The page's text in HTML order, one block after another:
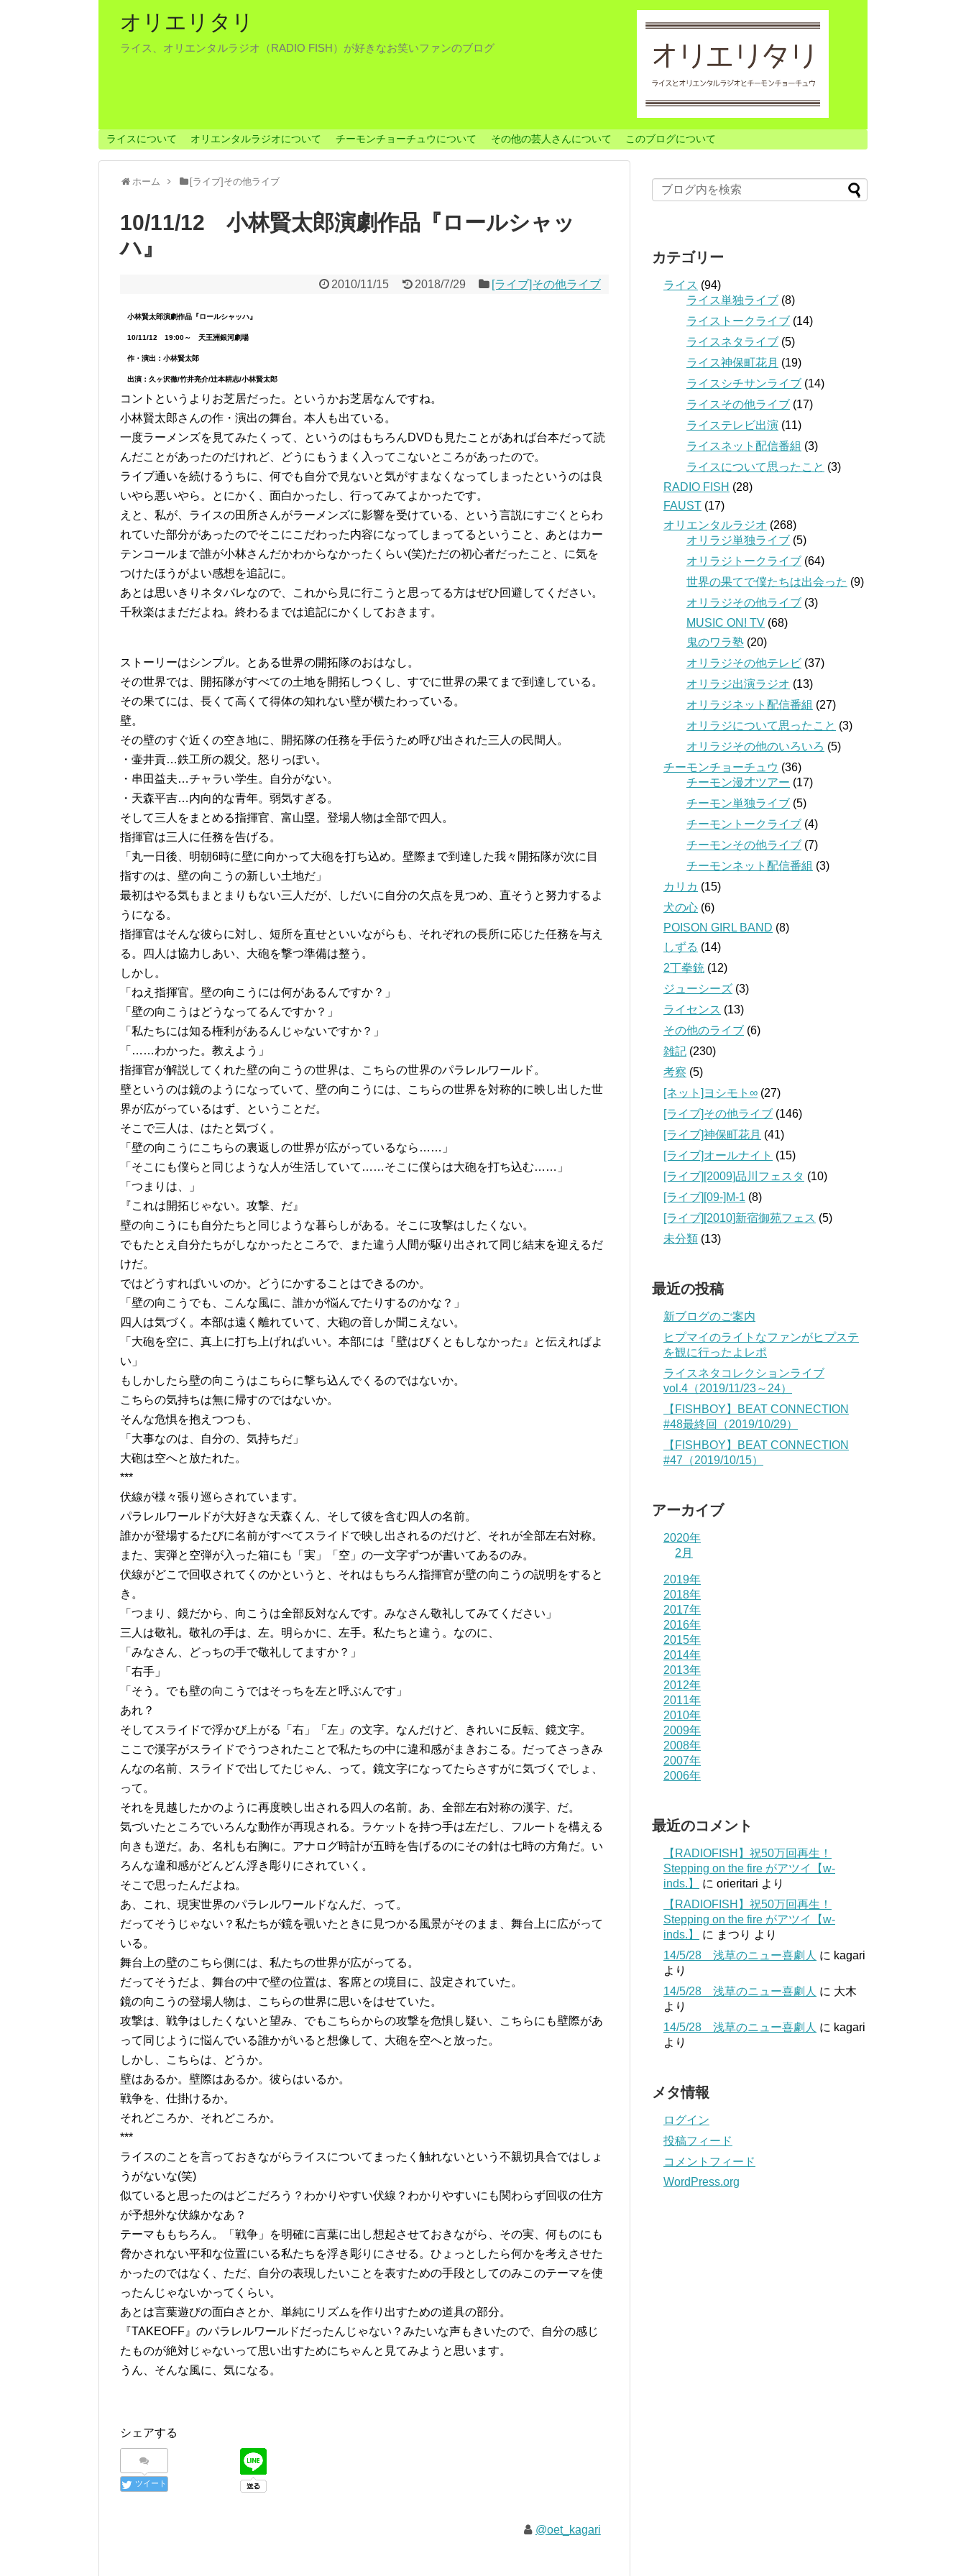
オリエリタリ
ライス、オリエンタルラジオ（RADIO FISH）が好きなお笑いファンのブログ
ライスについて オリエンタルラジオについて チーモンチョーチュウについて その他の芸人さんについて このブログについて
ホーム [ライブ]その他ライブ
10/11/12 小林賢太郎演劇作品『ロールシャッ
ハ』
2010/11/15 2018/7/29 [ライブ]その他ライブ
小林賢太郎演劇作品『ロールシャッハ』
10/11/12 19:00～ 天王洲銀河劇場
作・演出：小林賢太郎
出演：久ヶ沢徹/竹井亮介/辻本耕志/小林賢太郎
コントというよりお芝居だった。というかお芝居なんですね。
小林賢太郎さんの作・演出の舞台。本人も出ている。
一度ラーメンズを見てみたくって、というのはもちろんDVDも見たことがあれば台本だって読
んだことがあったのだけれど、どうにもうまく入ってこないところがあったので。
ライブ通いを続けるうちに、何でも自分で見ないと気がすまなくなってしまったというのは良
いやら悪いやら。とにかく、面白かったし、行ってみてよかったです。
えと、私が、ライスの田所さんがラーメンズに影響を受けている、という言説にすごくとらわ
れていた部分があったのでそこにこだわった内容になってしまってるということ、あとはカー
テンコールまで誰が小林さんだかわからなかったくらい(笑)ただの初心者だったこと、に気を
つけたほうがよい感想を追記に。
あとは思いきりネタバレなので、これから見に行こうと思ってる方はぜひ回避してください。
千秋楽はまだだよね。終わるまでは追記にかくしておきます。
ストーリーはシンプル。とある世界の開拓隊のおはなし。
その世界では、開拓隊がすべての土地を開拓しつくし、すでに世界の果てまで到達している。
その果てには、長くて高くて得体の知れない壁が横たわっている。
壁。
その壁のすぐ近くの空き地に、開拓隊の任務を手伝うため呼び出された三人の民間人。
・壷井貢…鉄工所の親父。怒りっぽい。
・串田益夫…チャラい学生。自分がない。
・天森平吉…内向的な青年。弱気すぎる。
そして三人をまとめる指揮官、富山塁。登場人物は全部で四人。
指揮官は三人に任務を告げる。
「丸一日後、明朝6時に壁に向かって大砲を打ち込め。壁際まで到達した我々開拓隊が次に目
指すのは、壁の向こうの新しい土地だ」
最初はやる気もまとまりもない三人だが、しだいに自分の欠点を見つめ、直そうと努力するよ
うになる。
指揮官はそんな彼らに対し、短所を直せといいながらも、それぞれの長所に応じた任務を与え
る。四人は協力しあい、大砲を撃つ準備は整う。
しかし。
「ねえ指揮官。壁の向こうには何があるんですか？」
「壁の向こうはどうなってるんですか？」
「私たちには知る権利があるんじゃないですか？」
「……わかった。教えよう」
指揮官が解説してくれた壁の向こうの世界は、こちらの世界のパラレルワールド。
壁というのは鏡のようになっていて、壁の向こうには、こちらの世界を対称的に映し出した世
界が広がっているはず、ということだ。
そこで三人は、はたと気づく。
「壁の向こうにこちらの裏返しの世界が広がっているなら……」
「そこにも僕らと同じような人が生活していて……そこに僕らは大砲を打ち込む……」
「つまりは、」
『これは開拓じゃない。攻撃、だ』
壁の向こうにも自分たちと同じような暮らしがある。そこに攻撃はしたくない。
でもたとえ自分たちがしなかったところで、また違う人間が駆り出されて同じ結末を迎えるだ
けだ。
ではどうすればいいのか。どうにかすることはできるのか。
「壁の向こうでも、こんな風に、誰かが悩んでたりするのかな？」
四人は気づく。本部は遠く離れていて、大砲の音しか聞こえない。
「大砲を空に、真上に打ち上げればいい。本部には『壁はびくともしなかった』と伝えればよ
い」
もしかしたら壁の向こうはこちらに撃ち込んでくるのではないか。
こちらの気持ちは無に帰すのではないか。
そんな危惧を抱えつつも、
「大事なのは、自分の、気持ちだ」
大砲は空へと放たれた。
***
伏線が様々張り巡らされています。
パラレルワールドが大好きな天森くん、そして彼を含む四人の名前。
誰かが登場するたびに名前がすべてスライドで映し出されるのだけど、それが全部左右対称。
また、実弾と空弾が入った箱にも「実」「空」の一文字ずつが書いてあるのみ。
伏線がどこで回収されてくのかというと、それはもちろん指揮官が壁の向こうの説明をすると
き。
「つまり、鏡だから、向こうは全部反対なんです。みなさん敬礼してみてください」
三人は敬礼。敬礼の手は、左。明らかに、左手。私たちと違う。なのに、
「みなさん、どっちの手で敬礼してますか？」
「右手」
「そう。でも壁の向こうではそっちを左と呼ぶんです」
あれ？
そしてスライドで浮かび上がる「右」「左」の文字。なんだけど、きれいに反転、鏡文字。
ここで漢字がスライドでうつされたことで私たちの中に違和感がまきおこる。だってさっきみ
んなの名前、スライドで出してたじゃん、って。鏡文字になってたらさすがに気づくでしょ、
って。
それを見越したかのように再度映し出される四人の名前。あ、全部左右対称の漢字、だ。
気づいたところでいろんな動作が再現される。ラケットを持つ手は左だし、フルートを構える
向きも逆だ。あ、名札も右胸に。アナログ時計が五時を告げるのにその針は七時の方角だ。い
ろんな違和感がどんどん浮き彫りにされていく。
そこで思ったんだよね。
あ、これ、現実世界のパラレルワールドなんだ、って。
だってそうじゃない？私たちが鏡を覗いたときに見つかる風景がそのまま、舞台上に広がって
いる。
舞台上の壁のこちら側には、私たちの世界が広がってる。
だってそうだよ、舞台の中で壁の位置は、客席との境目に、設定されていた。
鏡の向こうの登場人物は、こちらの世界に思いをはせていた。
攻撃は、戦争はしたくないと望み、でもこちらからの攻撃を危惧し疑い、こちらにも壁際があ
って同じように悩んでいる誰かがいると想像して、大砲を空へと放った。
しかし、こちらは、どうか。
壁はあるか。壁際はあるか。彼らはいるか。
戦争を、仕掛けるか。
それどころか、それどころか。
***
ライスのことを言っておきながらライスについてまったく触れないという不親切具合ではしょ
うがないな(笑)
似ていると思ったのはどこだろう？わかりやすい伏線？わかりやすいにも関わらず回収の仕方
が予想外な伏線かなあ？
テーマももちろん。「戦争」を明確に言葉に出し想起させておきながら、その実、何ものにも
脅かされない平和な位置にいる私たちを浮き彫りにさせる。ひょっとしたら何かを考えさせた
かったのではなく、ただ、自分の表現したいことを表すための手段としてのみこのテーマを使
ったんじゃないかってくらい。
あとは言葉遊びの面白さとか、単純にリズムを作り出すための道具の部分。
『TAKEOFF』のパラレルワールドだったんじゃない？みたいな声もきいたので、自分の感じ
たものが絶対じゃないって思い出すためにちゃんと見てみようと思います。
うん、そんな風に、気になる。
シェアする
ツイート
@oet_kagari
カテゴリー
ライス (94)
ライス単独ライブ (8)
ライストークライブ (14)
ライスネタライブ (5)
ライス神保町花月 (19)
ライスシチサンライブ (14)
ライスその他ライブ (17)
ライステレビ出演 (11)
ライスネット配信番組 (3)
ライスについて思ったこと (3)
RADIO FISH (28)
FAUST (17)
オリエンタルラジオ (268)
オリラジ単独ライブ (5)
オリラジトークライブ (64)
世界の果てで僕たちは出会った (9)
オリラジその他ライブ (3)
MUSIC ON! TV (68)
鬼のワラ塾 (20)
オリラジその他テレビ (37)
オリラジ出演ラジオ (13)
オリラジネット配信番組 (27)
オリラジについて思ったこと (3)
オリラジその他のいろいろ (5)
チーモンチョーチュウ (36)
チーモン漫才ツアー (17)
チーモン単独ライブ (5)
チーモントークライブ (4)
チーモンその他ライブ (7)
チーモンネット配信番組 (3)
カリカ (15)
犬の心 (6)
POISON GIRL BAND (8)
しずる (14)
2丁拳銃 (12)
ジューシーズ (3)
ライセンス (13)
その他のライブ (6)
雑記 (230)
考察 (5)
[ネット]ヨシモト∞ (27)
[ライブ]その他ライブ (146)
[ライブ]神保町花月 (41)
[ライブ]オールナイト (15)
[ライブ][2009]品川フェスタ (10)
[ライブ][09‐]M-1 (8)
[ライブ][2010]新宿御苑フェス (5)
未分類 (13)
最近の投稿
新ブログのご案内
ヒプマイのライトなファンがヒプステ
を観に行ったよレポ
ライスネタコレクションライブ
vol.4（2019/11/23～24）
【FISHBOY】BEAT CONNECTION
#48最終回（2019/10/29）
【FISHBOY】BEAT CONNECTION
#47（2019/10/15）
アーカイブ
2020年
2月
2019年
2018年
2017年
2016年
2015年
2014年
2013年
2012年
2011年
2010年
2009年
2008年
2007年
2006年
最近のコメント
【RADIOFISH】祝50万回再生！
Stepping on the fire がアツイ【w-
inds.】
に orieritari より
【RADIOFISH】祝50万回再生！
Stepping on the fire がアツイ【w-
inds.】
に まつり より
14/5/28 浅草のニュー喜劇人 に kagari
より
14/5/28 浅草のニュー喜劇人 に 大木
より
14/5/28 浅草のニュー喜劇人 に kagari
より
メタ情報
ログイン
投稿フィード
コメントフィード
WordPress.org